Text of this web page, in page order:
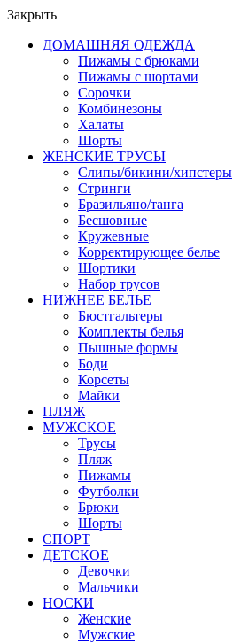
Закрыть
ДОМАШНЯЯ ОДЕЖДА
Пижамы с брюками
Пижамы с шортами
Сорочки
Комбинезоны
Халаты
Шорты
ЖЕНСКИЕ ТРУСЫ
Слипы/бикини/хипстеры
Стринги
Бразильяно/танга
Бесшовные
Кружевные
Корректирующее белье
Шортики
Набор трусов
НИЖНЕЕ БЕЛЬЕ
Бюстгальтеры
Комплекты белья
Пышные формы
Боди
Корсеты
Майки
ПЛЯЖ
МУЖСКОЕ
Трусы
Пляж
Пижамы
Футболки
Брюки
Шорты
СПОРТ
ДЕТСКОЕ
Девочки
Мальчики
НОСКИ
Женские
Мужские